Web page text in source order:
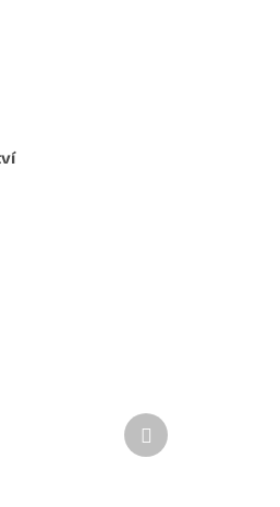
Další
produkt